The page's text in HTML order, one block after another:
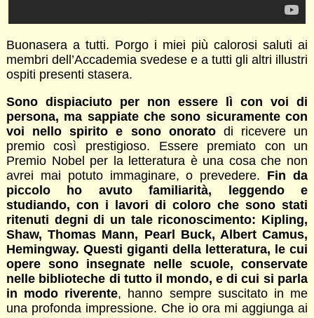
Buonasera a tutti. Porgo i miei più calorosi saluti ai
membri dell’Accademia svedese e a tutti gli altri illustri
ospiti presenti stasera.
Sono dispiaciuto per non essere lì con voi di
persona, ma sappiate che sono sicuramente con
voi nello spirito e sono onoratodi ricevere un
premio così prestigioso. Essere premiato con un
Premio Nobel per la letteratura è una cosa che non
avrei mai potuto immaginare, o prevedere. Fin da
piccolo ho avuto familiarità, leggendo e
studiando, con i lavori di coloro che sono stati
ritenuti degni di un tale riconoscimento: Kipling,
Shaw, Thomas Mann, Pearl Buck, Albert Camus,
Hemingway. Questi giganti della letteratura, le cui
opere sono insegnate nelle scuole, conservate
nelle biblioteche di tutto il mondo, e di cui si parla
in modo riverente, hanno sempre suscitato in me
una profonda impressione. Che io ora mi aggiunga ai